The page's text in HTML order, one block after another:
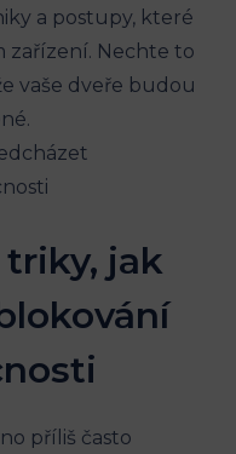
a postupy, které
zařízení. Nechte to
vaše dveře budou
jak
příliš často